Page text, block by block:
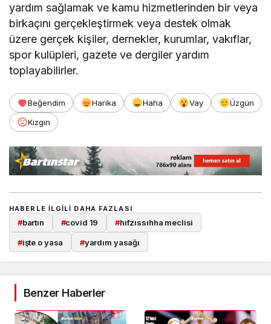
yardım sağlamak ve kamu hizmetlerinden bir veya
birkaçını gerçekleştirmek veya destek olmak
üzere gerçek kişiler, dernekler, kurumlar, vakıflar,
spor kulüpleri, gazete ve dergiler yardım
toplayabilirler.
Beğendim Harika Haha Vay
Üzgün
Kızgın
HABERLE ILGILI DAHA FAZLASI
#bartın #covid 19 #hıfzıssıhha meclisi
#işte o yasa #yardım yasağı
Benzer Haberler